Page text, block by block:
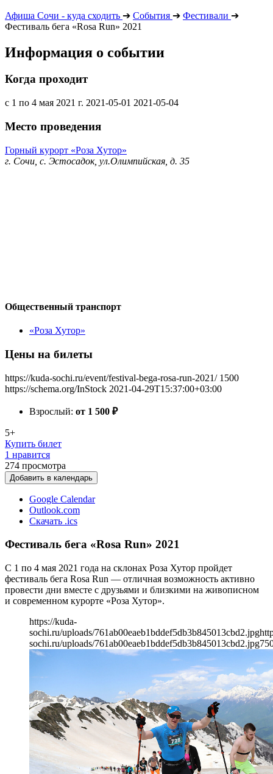
Афиша Сочи - куда сходить ➔ События ➔ Фестивали ➔
Фестиваль бега «Rosa Run» 2021
Информация о событии
Когда проходит
с 1 по 4 мая 2021 г. 2021-05-01 2021-05-04
Место проведения
Горный курорт «Роза Хутор»
г. Сочи, с. Эстосадок, ул.Олимпийская, д. 35
Общественный транспорт
«Роза Хутор»
Цены на билеты
https://kuda-sochi.ru/event/festival-bega-rosa-run-2021/ 1500
https://schema.org/InStock 2021-04-29T15:37:00+03:00
Взрослый: от 1 500 ₽
5+
Купить билет
1 нравится
274 просмотра
Добавить в календарь
Google Calendar
Outlook.com
Скачать .ics
Фестиваль бега «Rosa Run» 2021
С 1 по 4 мая 2021 года на склонах Роза Хутор пройдет
фестиваль бега Rosa Run — отличная возможность активно
провести дни вместе с друзьями и близкими на живописном
и современном курорте «Роза Хутор».
https://kuda-
sochi.ru/uploads/761ab00eaeb1bddef5db3b845013cbd2.jpg
sochi.ru/uploads/761ab00eaeb1bddef5db3b845013cbd2.jpg